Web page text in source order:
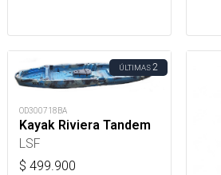
ÚLTIMAS2
OD300718BA
Kayak Riviera Tandem
LSF
$ 499.900